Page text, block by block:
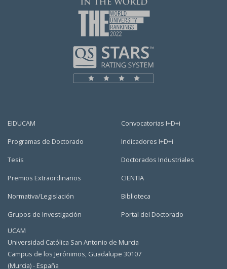
EIDUCAM
Programas de Doctorado
Tesis
Premios Extraordinarios
Normativa/Legislación
Grupos de Investigación
Convocatorias I+D+i
Indicadores I+D+i
Doctorados Industriales
CIENTIA
Biblioteca
Portal del Doctorado
UCAM
Universidad Católica San Antonio de Murcia
Campus de los Jerónimos, Guadalupe 30107
(Murcia) - España